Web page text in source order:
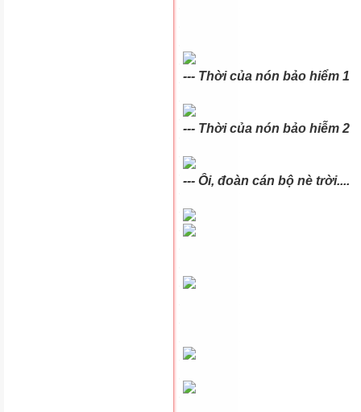
--- Thời của nón bảo hiểm 1
--- Thời của nón bảo hiễm 2
--- Ôi, đoàn cán bộ nè trời....